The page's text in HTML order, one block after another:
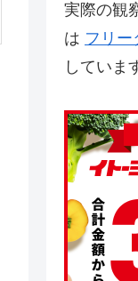
実際の観
は フリー
していま